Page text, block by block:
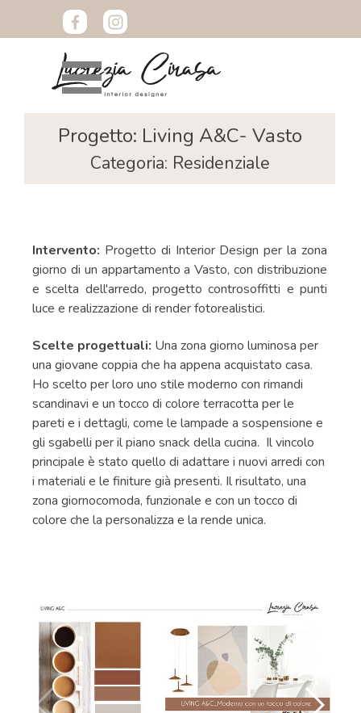
Progetto: Living A&C- Vasto
Categoria: Residenziale
Intervento: Progetto di Interior Design per la zona
giorno di un appartamento a Vasto, con distribuzione
e scelta dell'arredo, progetto controsoffitti e punti
luce e realizzazione di render fotorealistici.
Scelte progettuali: Una zona giorno luminosa per
una giovane coppia che ha appena acquistato casa.
Ho scelto per loro uno stile moderno con rimandi
scandinavi e un tocco di colore terracotta per le
pareti e i dettagli, come le lampade a sospensione e
gli sgabelli per il piano snack della cucina. Il vincolo
principale è stato quello di adattare i nuovi arredi con
i materiali e le finiture già presenti. Il risultato, una
zona giornocomoda, funzionale e con un tocco di
colore che la personalizza e la rende unica.